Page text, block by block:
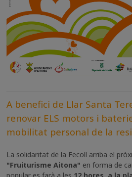
A benefici de Llar Santa
renovar ELS motors i
mobilitat personal de la
La solidaritat de la Fecoll arriba el
"Fruiturisme Aitona" en forma de